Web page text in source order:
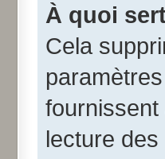
À quoi
Cela
lecture